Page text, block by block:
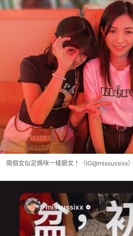
兩個女似足媽咪一樣靚女！（IG@missussixx）